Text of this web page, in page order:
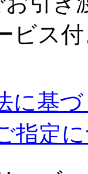
ビス
に基
指定